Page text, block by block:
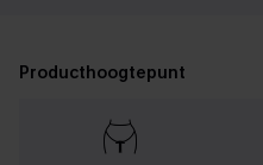
Producthoogtepunt